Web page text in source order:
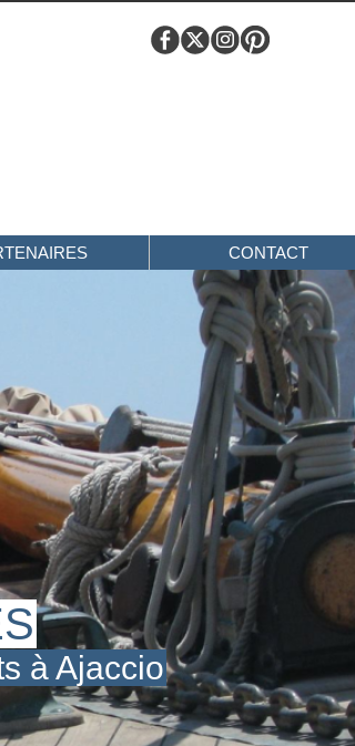
CONTACT
à Ajaccio